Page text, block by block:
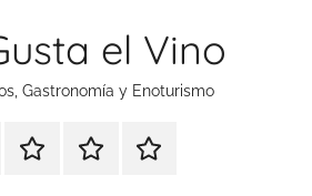
el Vino
Gastronomía y Enoturismo
EnoturismoRankingContacto